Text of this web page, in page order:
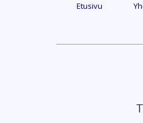
Etusivu